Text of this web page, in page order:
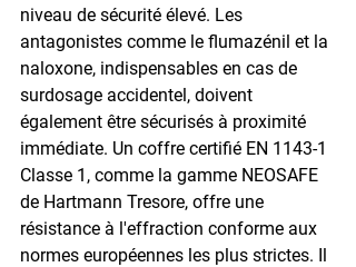
niveau de sécurité élevé. Les
antagonistes comme le flumazénil et la
naloxone, indispensables en cas de
surdosage accidentel, doivent
également être sécurisés à proximité
immédiate. Un coffre certifié EN 1143-1
Classe 1, comme la gamme NEOSAFE
de Hartmann Tresore, offre une
résistance à l'effraction conforme aux
normes européennes les plus strictes. Il